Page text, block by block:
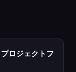
ロジェクトフ